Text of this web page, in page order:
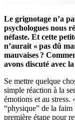
Le grignotage n’a
psychologues nous
néfaste. Et cette
n’aurait « pas dû
mauvaises ?
avons discuté avec
Se mettre quelque
simple réaction à la
émotions et au
“physique” de la faim
première étape pour